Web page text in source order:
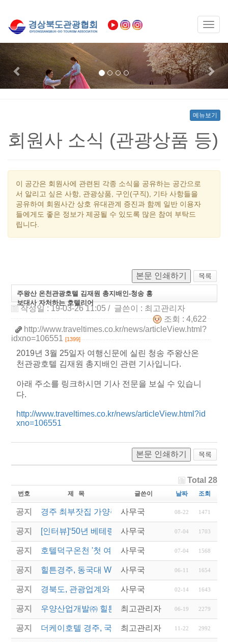
Previous
메뉴보기
회원사 소식 (관광상품 등)
이 공간은 회원사에 관련된 각종 소식을 공유하는 공간으로
서 알리고 싶은 사항, 관광상품, 구인(구직), 기타 사항들을
공유하여 회원사간 상호 유대관계 증진과 함께 일반 이용자
들에게도 좋은 정보가 제공될 수 있도록 많은 참여 부탁드
립니다.
본문 인쇄하기
주왕산 온천관광호텔 김재원 총지배인-청송 홍
보대사 자처하는 호텔리어
작성일 : 19-03-26 11:05 / 글쓴이 : 최고관리자
조회 : 4,622
http://www.traveltimes.co.kr/news/articleView.html?
idxno=106551 [1399]
2019년 3월 25일자 여행신문에 실린 청송 주왕산온
천관광호텔 김재원 총지배인 관련 기사입니다.
아래 주소를 링크하시면 기사 전문을 보실 수 있습니
다.
http://www.traveltimes.co.kr/news/articleView.html?id
xno=106551
본문 인쇄하기
Total 28
번호 제 목 글쓴이 날짜 조회
공지 경주 최부잣집 가양주 ‘대몽재1779’ 대통령 취임 만
사무국 08-22 1471
공지 [인터뷰]‘50년 베테랑’ 힐튼경주 김남철 총지배인 “
사무국 07-04 1703
공지 호텔덕구온천 '첫 여성 총지배인' 새 역사를 쓰다
사무국 07-04 1568
공지 힐튼경주, 동국대 WISE캠퍼스에 12년째 장학금 전
사무국 06-11 1654
공지 경북도, 관광업계와 협력해 지역경제 재도약 나선다
사무국 02-14 1643
공지 우양산업개발㈜ 힐튼경주, 동국대 호텔관광외식경
최고관리자 06-19 2279
공지 더케이호텔 경주, 국내 첫 '반려동물 친화호텔' 탈바
최고관리자 11-22 2992